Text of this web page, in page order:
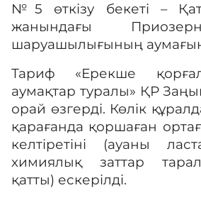
№5 өткізу бекеті –
жанындағы
шаруашылығының
Тариф «Ерекше
аумақтар туралы» ҚР
орай өзгерді. Көлік
қарағанда қоршаған
келтіретіні (ауаны
химиялық заттар
қатты) ескерілді.